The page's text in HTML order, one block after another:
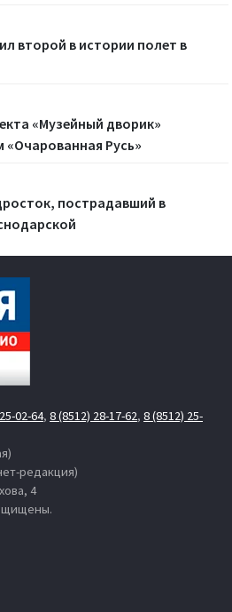
второй в истории полет в
«Музейный дворик»
Русь»
пострадавший в
02-64, 8 (8512) 28-17-62, 8 (8512) 25-
редакция)
4